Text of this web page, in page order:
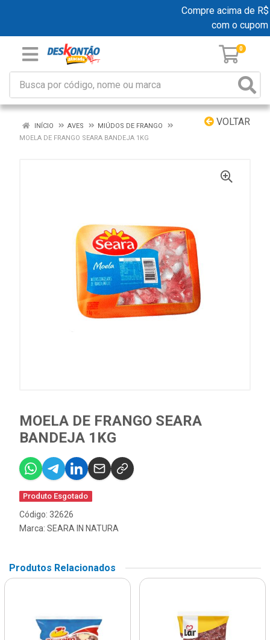
Compre acima de
com o cupom
0
VOLTAR
INÍCIO AVES
MIÚDOS DE FRANGO
MOELA DE FRANGO SEARA BANDEJA 1KG
MOELA DE FRANGO SEARA
BANDEJA 1KG
Produto Esgotado
Código: 32626
Marca: SEARA IN NATURA
Produtos Relacionados